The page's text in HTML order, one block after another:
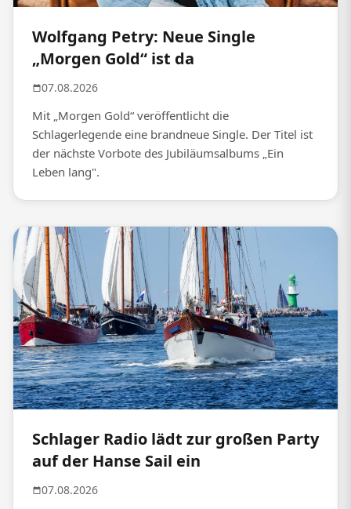
Wolfgang Petry: Neue Single
„Morgen Gold“ ist da
07.08.2026
Mit „Morgen Gold“ veröffentlicht die
Schlagerlegende eine brandneue Single. Der Titel ist
der nächste Vorbote des Jubiläumsalbums „Ein
Leben lang".
Schlager Radio lädt zur großen Party
auf der Hanse Sail ein
07.08.2026